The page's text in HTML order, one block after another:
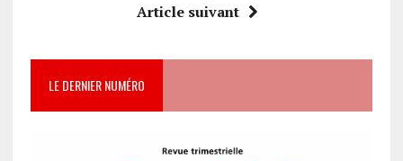
Article suivant
LE DERNIER NUMÉRO